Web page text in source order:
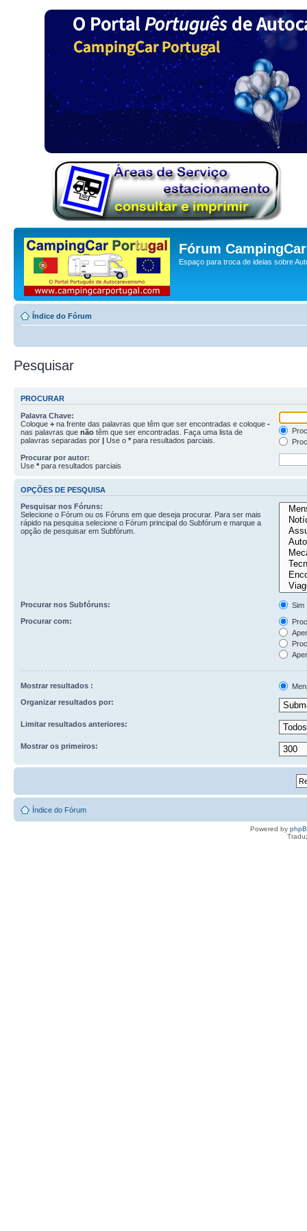
Fórum
Espaço para troca de ideias sobre
Índice do Fórum
Pesquisar
PROCURAR
Palavra Chave:
Coloque + na frente das palavras que têm que ser encontradas e coloque -
nas palavras que não têm que ser encontradas. Faça uma lista de
palavras separadas por | Use o * para resultados parciais.
Procurar por autor:
Use * para resultados parciais
OPÇÕES DE PESQUISA
Pesquisar nos Fóruns:
Selecione o Fórum ou os Fóruns em que deseja procurar. Para ser mais
rápido na pesquisa selecione o Fórum principal do Subfórum e marque a
opção de pesquisar em Subfórum.
Procurar nos Subfóruns:
Sim
Procurar com:
Mostrar resultados :
Organizar resultados por:
Limitar resultados anteriores:
Mostrar os primeiros:
Índice do Fórum
Powered by